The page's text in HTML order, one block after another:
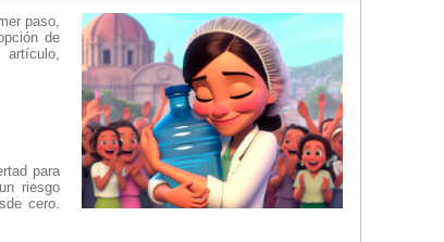
paso,
de
para
riesgo
cero.